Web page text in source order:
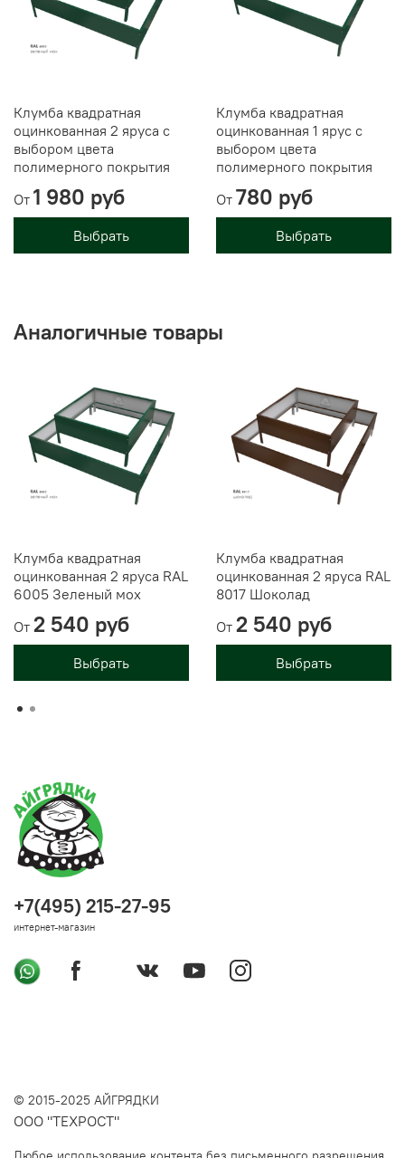
Клумба квадратная
оцинкованная 2 яруса с
выбором цвета
полимерного покрытия
От 1 980 руб
Выбрать
Клумба квадратная
оцинкованная 1 ярус с
выбором цвета
полимерного покрытия
От 780 руб
Выбрать
Аналогичные товары
Клумба квадратная
оцинкованная 2 яруса RAL
6005 Зеленый мох
От 2 540 руб
Выбрать
Клумба квадратная
оцинкованная 2 яруса RAL
8017 Шоколад
От 2 540 руб
Выбрать
+7(495) 215-27-95
интернет-магазин
© 2015-2025 АЙГРЯДКИ
ООО "ТЕХРОСТ"